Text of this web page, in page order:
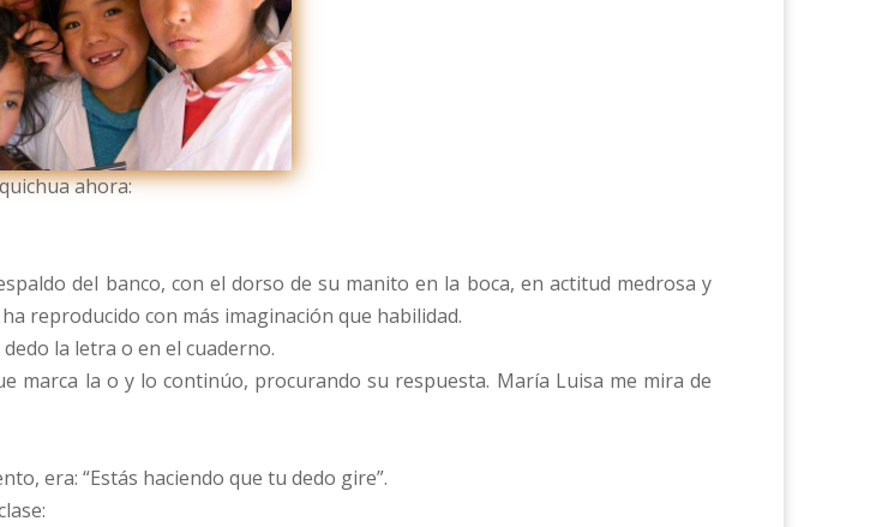
ahora:
del banco, con el dorso de su manito en la boca, en actitud medrosa y
reproducido con más imaginación que habilidad.
la letra o en el cuaderno.
marca la o y lo continúo, procurando su respuesta. María Luisa me mira de
era: “Estás haciendo que tu dedo gire”.